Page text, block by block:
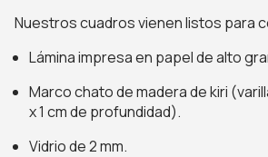
Nuestros cuadros vienen listos para
Lámina impresa en papel de alto
Marco chato de madera de kiri
x 1 cm de profundidad).
Vidrio de 2 mm.